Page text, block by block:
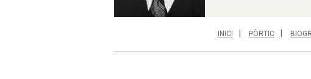
INICI PÒRTIC